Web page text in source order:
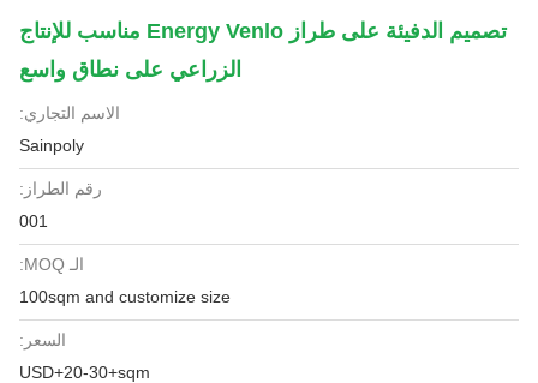
تصميم الدفيئة على طراز Energy Venlo مناسب للإنتاج
الزراعي على نطاق واسع
الاسم التجاري:
Sainpoly
رقم الطراز:
001
الـ MOQ:
100sqm and customize size
السعر:
USD+20-30+sqm